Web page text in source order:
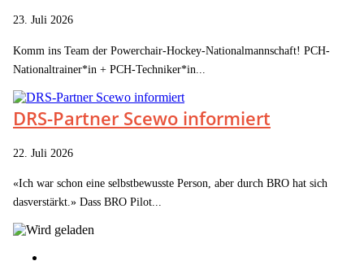
23. Juli 2026
Komm ins Team der Powerchair-Hockey-Nationalmannschaft! PCH-
Nationaltrainer*in + PCH-Techniker*in...
DRS-Partner Scewo informiert
22. Juli 2026
«Ich war schon eine selbstbewusste Person, aber durch BRO hat sich
dasverstärkt.» Dass BRO Pilot...